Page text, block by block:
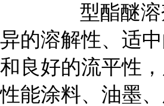
型酯醚
异的溶解性、适
和良好的流平性
性能涂料、油墨